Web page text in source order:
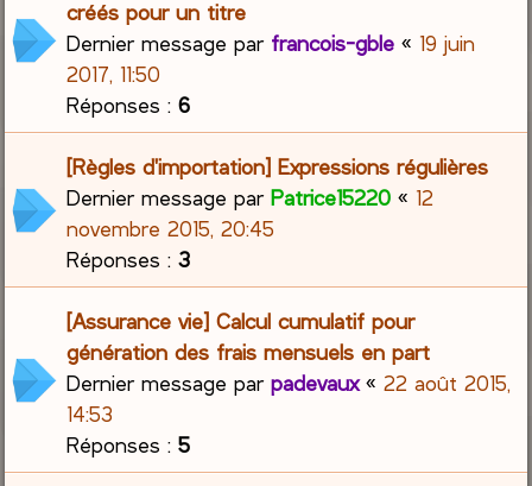
créés pour un titre
Dernier message par francois-gble « 19 juin
2017, 11:50
Réponses :6
[Règles d'importation] Expressions régulières
Dernier message parPatrice15220 « 12
novembre 2015, 20:45
Réponses :3
[Assurance vie] Calcul cumulatif pour
génération des frais mensuels en part
Dernier message parpadevaux«22 août 2015,
14:53
Réponses :5